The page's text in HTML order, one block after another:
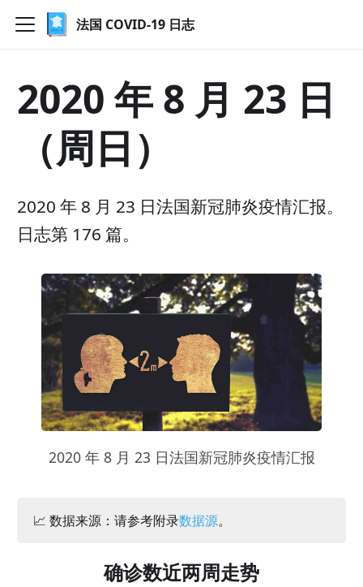
法国 COVID-19 日志
2020 年 8 月 23 日
（周日）
2020 年 8 月 23 日法国新冠肺炎疫情汇报。
日志第 176 篇。
2020 年 8 月 23 日法国新冠肺炎疫情汇报
📈 数据来源：请参考附录数据源。
确诊数近两周走势